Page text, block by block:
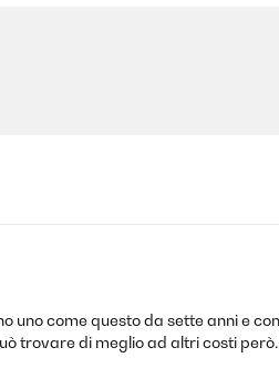
uno come questo da sette anni e
trovare di meglio ad altri costi